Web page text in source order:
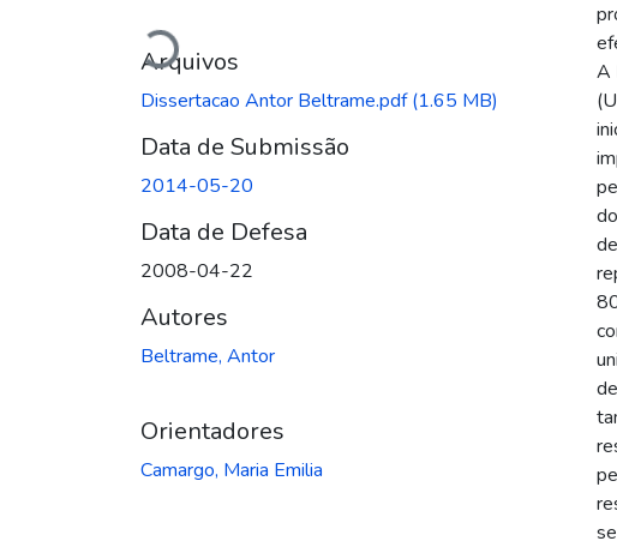
Carregando...
Arquivos
Dissertacao Antor Beltrame.pdf(1.65 MB)
Data de Submissão
2014-05-20
Data de Defesa
2008-04-22
Autores
Beltrame, Antor
Orientadores
Camargo, Maria Emilia
A